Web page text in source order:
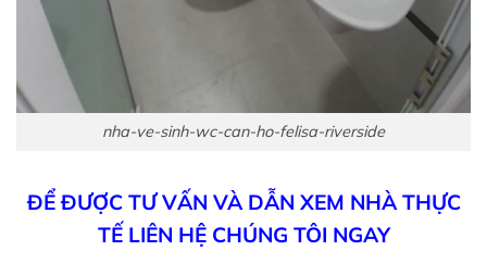
nha-ve-sinh-wc-can-ho-felisa-riverside
ĐỂ ĐƯỢC TƯ VẤN VÀ DẪN XEM NHÀ THỰC
TẾ LIÊN HỆ CHÚNG TÔI NGAY